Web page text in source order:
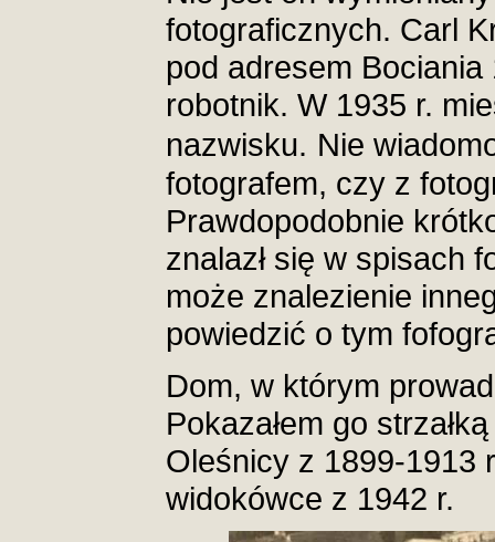
fotograficznych. Carl
pod adresem Bociania
robotnik. W 1935 r.
nazwisku. Nie
fotografem, czy z
Prawdopodobnie
znalazł się w spisach
może znalezienie
powiedzić o tym
Dom, w którym
Pokazałem go
Oleśnicy z 1899-1913
widokówce z 1942 r.